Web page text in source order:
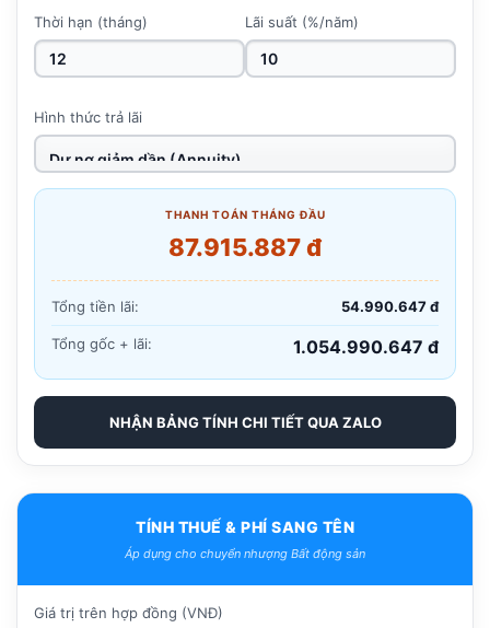
Thời hạn (tháng) Lãi suất (%/năm)
Hình thức trả lãi
THANH TOÁN THÁNG ĐẦU
87.915.887 đ
Tổng tiền lãi: 54.990.647 đ
Tổng gốc + lãi: 1.054.990.647 đ
NHẬN BẢNG TÍNH CHI TIẾT QUA ZALO
TÍNH THUẾ & PHÍ SANG TÊN
Áp dụng cho chuyển nhượng Bất động sản
Giá trị trên hợp đồng (VNĐ)